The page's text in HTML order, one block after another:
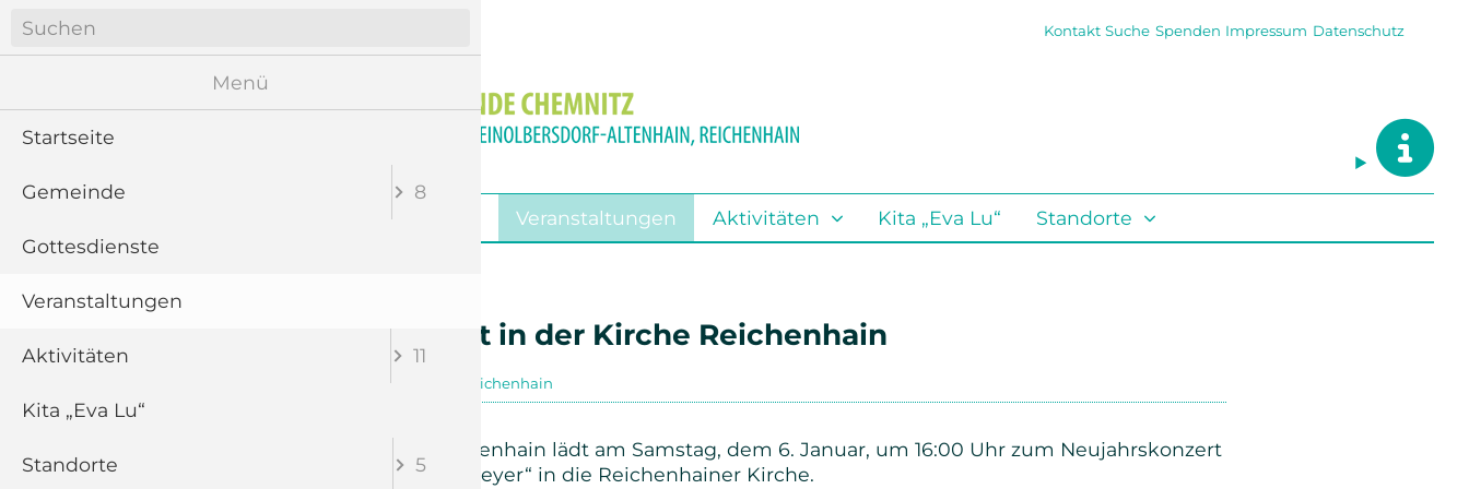
überspringen
Kontakt Suche Spenden Impressum Datenschutz
Navigation
Gottesdienste Veranstaltungen Aktivitäten Kita „Eva Lu“ Standorte
Neujahrskonzert in der Kirche Reichenhain
06.01.2024, 16:00 Uhr Kirche Reichenhain
Der Heimatverein Reichenhain lädt am Samstag, dem 6. Januar, um 16:00 Uhr zum Neujahrskonzert
mit den „Bergsängern Geyer“ in die Reichenhainer Kirche.
Menü
Startseite
Gemeinde 8
Gottesdienste
Veranstaltungen
Aktivitäten 11
Kita „Eva Lu“
Standorte 5
Andacht
Aktuelles
Predigten
Mitarbeiter(innen)
Kirchenvorstand
Steig ein bei Gott
Kirchenmusik
Poporatorium 2024
Junge Gemeinde
Junge Erwachsene
Adelsberg
Euba
Kleinolbersdorf-Altenhain